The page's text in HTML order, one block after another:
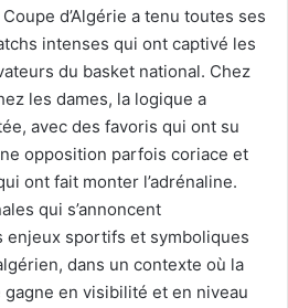
d’Algérie a tenu toutes ses
intenses qui ont captivé les
du basket national. Chez
les dames, la logique a
avec des favoris qui ont su
opposition parfois coriace et
ont fait monter l’adrénaline.
qui s’annoncent
enjeux sportifs et symboliques
dans un contexte où la
en visibilité et en niveau